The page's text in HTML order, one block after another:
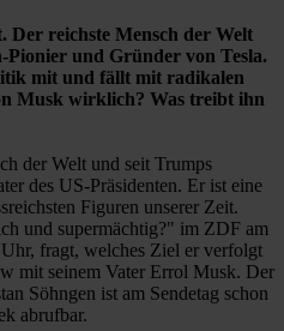
reichste Mensch der Welt
Pionier und Gründer von Tesla.
mit und fällt mit radikalen
Musk wirklich? Was treibt ihn
der Welt und seit Trumps
des US-Präsidenten. Er ist eine
Figuren unserer Zeit.
und supermächtig?" im ZDF am
fragt, welches Ziel er verfolgt
mit seinem Vater Errol Musk. Der
Söhngen ist am Sendetag schon
abrufbar.